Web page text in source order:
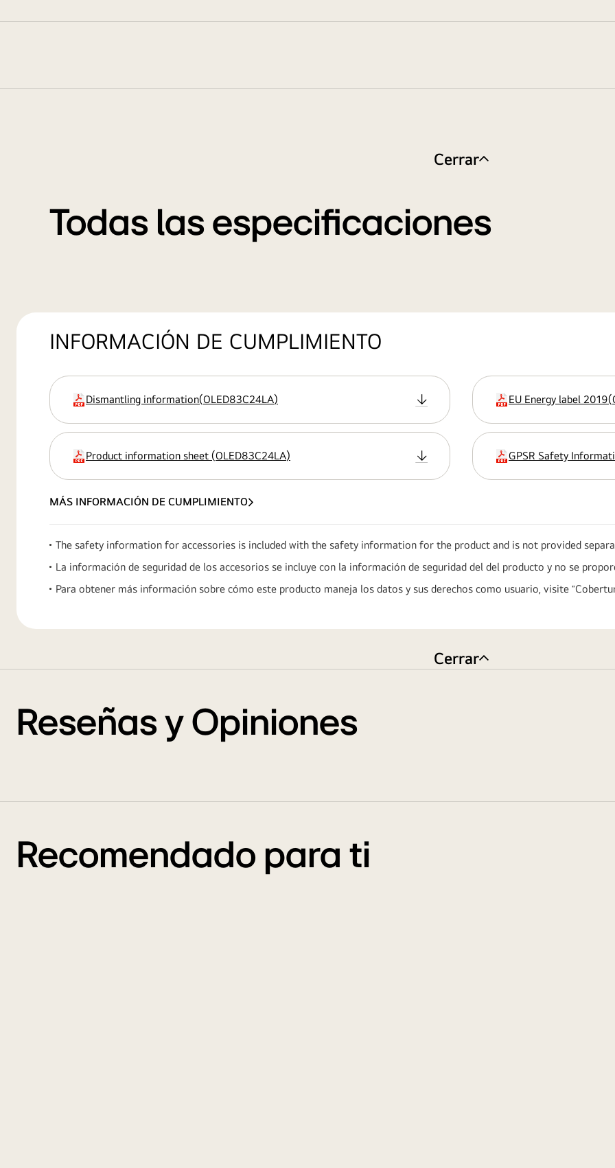
Cerrar
Todas las especificaciones
INFORMACIÓN DE CUMPLIMIENTO
extensión:pdf
Dismantling information(OLED83C24LA) extensión:pdf
EU Energy label 2019(
extensión:pdf
Product information sheet (OLED83C24LA) extensión:pdf
GPSR Safety
MÁS INFORMACIÓN DE CUMPLIMIENTO
The safety information for accessories is included with the safety information for the product and is not provided
La información de seguridad de los accesorios se incluye con la información de seguridad del del producto y no se
Para obtener más información sobre cómo este producto maneja los datos y sus derechos como usuario, visite
Cerrar
Reseñas y Opiniones
Recomendado para ti